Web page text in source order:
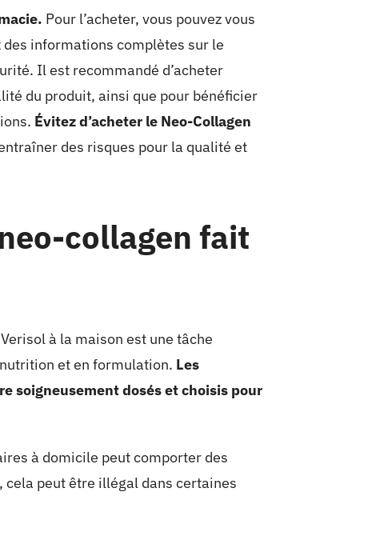
Pour l’acheter, vous pouvez vous
des informations complètes sur le
Il est recommandé d’acheter
du produit, ainsi que pour bénéficier
Évitez d’acheter le Neo-Collagen
des risques pour la qualité et
collagen fait
à la maison est une tâche
et en formulation. Les
soigneusement dosés et choisis pour
à domicile peut comporter des
cela peut être illégal dans certaines